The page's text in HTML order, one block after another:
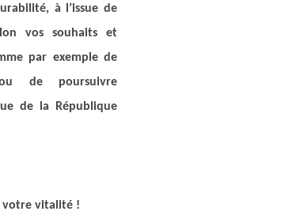
à l’issue de
vos souhaits et
par exemple de
de poursuivre
de la République
votre vitalité !